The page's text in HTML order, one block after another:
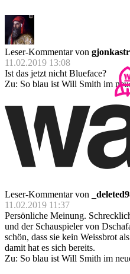
Leser-Kommentar von
11.02.2019 13:08
Ist das jetzt nicht Blueface?
Zu: So blau ist Will Smith im
Leser-Kommentar von
11.02.2019 11:37
Persönliche Meinung.
und der Schauspieler von
schön, dass sie kein Weissbrot
damit hat es sich bereits.
Zu: So blau ist Will Smith im